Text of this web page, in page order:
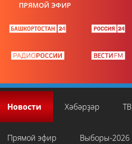
ПРЯМОЙ ЭФИР
Новости Хәбәрҙәр ТВ
Прямой эфир Выборы-2026